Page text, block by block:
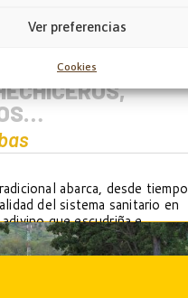
Ver preferencias
Cookies
abarca, desde tiempo
del sistema sanitario en
que escudriña e
de cada enfermedad. Al
magia y poderes